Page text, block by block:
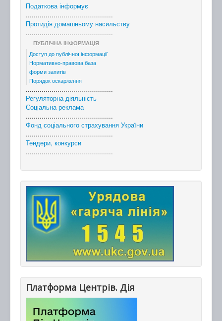
Податкова інформує
............................................
Протидія домашньому насильству
............................................
ПУБЛІЧНА ІНФОРМАЦІЯ
Доступ до публічної інформації
Нормативно-правова база
форми запитів
Порядок оскарження
............................................
Регуляторна діяльність
Соціальна реклама
............................................
Фонд соціального страхування України
............................................
Тендери, конкурси
............................................
Платформа Центрів. Дія